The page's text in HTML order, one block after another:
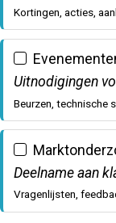
Kortingen, acties,
Uitnodigingen
Beurzen, technische
Deelname aan
Vragenlijsten,